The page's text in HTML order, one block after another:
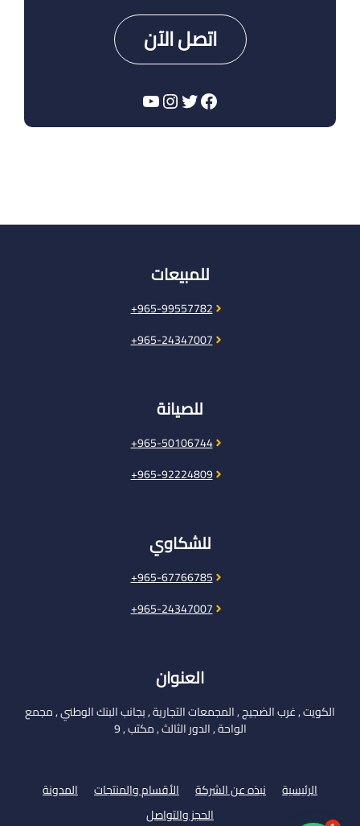
اتصل الآن
فيسبوك
تويترإنستجرام
يوتيوب
للمبيعات
965-99557782+
965-24347007+
للصيانة
965-50106744+
965-92224809+
للشكاوي
965-67766785+
965-24347007+
العنوان
الكويت , غرب الضجيج , المجمعات التجارية , بجانب البنك الوطني , مجمع
الواحة , الدور الثالث , مكتب , 9
الرئيسية نبذه عن الشركة الأقسام والمنتجات
المدونة
الحجز والتواصل